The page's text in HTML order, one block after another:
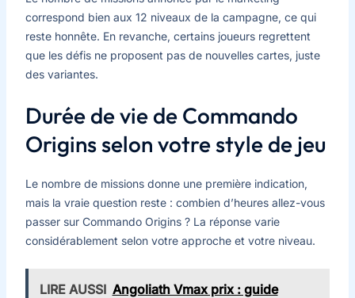
correspond bien aux 12 niveaux de la campagne, ce qui
reste honnête. En revanche, certains joueurs regrettent
que les défis ne proposent pas de nouvelles cartes, juste
des variantes.
Durée de vie de Commando
Origins selon votre style de jeu
Le nombre de missions donne une première indication,
mais la vraie question reste : combien d’heures allez-vous
passer sur Commando Origins ? La réponse varie
considérablement selon votre approche et votre niveau.
LIRE AUSSI Angoliath Vmax prix : guide